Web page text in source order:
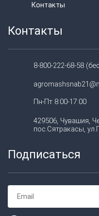
Контакты
Контакты
8-800-222-68-58
Пн-Пт 8:00-17:00
429506, Чувашия,
пос.Сятракасы,
Подписаться